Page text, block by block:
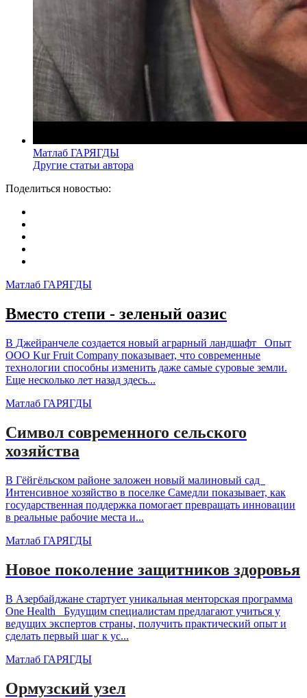
Матлаб ГАРЯГДЫ
Другие статьи автора
Поделиться новостью:
Матлаб ГАРЯГДЫ
Вместо степи - зеленый оазис
В Джейранчеле создается новый аграрный ландшафт Опыт
ООО Kur Fruit Company показывает, что современные
технологии способны изменить даже самые суровые земли.
Еще несколько лет назад здесь...
Матлаб ГАРЯГДЫ
Символ современного сельского
хозяйства
В Гёйгёльском районе заложен новый малиновый сад
Интенсивное хозяйство в поселке Самедли показывает, как
государственная поддержка помогает превращать инновации
в реальные рабочие места и...
Матлаб ГАРЯГДЫ
Новое поколение защитников здоровья
В Азербайджане стартует уникальная менторская программа
One Health Будущим специалистам предлагают учиться у
ведущих экспертов страны, получить практический опыт и
сделать первый шаг к ус...
Матлаб ГАРЯГДЫ
Ормузский узел